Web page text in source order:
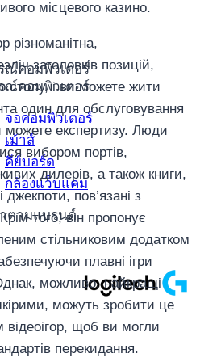
ณ์คอมพิวเตอร์
ณ์คอมพิวเตอร์
จอคอมพิวเตอร์
เม้าส์
คีย์บอร์ด
กล้องแว็บแคม
ตามแบรนด์
місцевого казино.
різноманітна,
заголовків позицій,
столу, і ви можете жити
один для обслуговування
можете експертизу. Люди
вибором портів,
дилерів, а також книги,
джекпоти, пов’язані з
того, він пропонує
стільниковим додатком
плавні ігри
можливо, найкращі
можуть зробити це
щоб ви могли
перекидання.